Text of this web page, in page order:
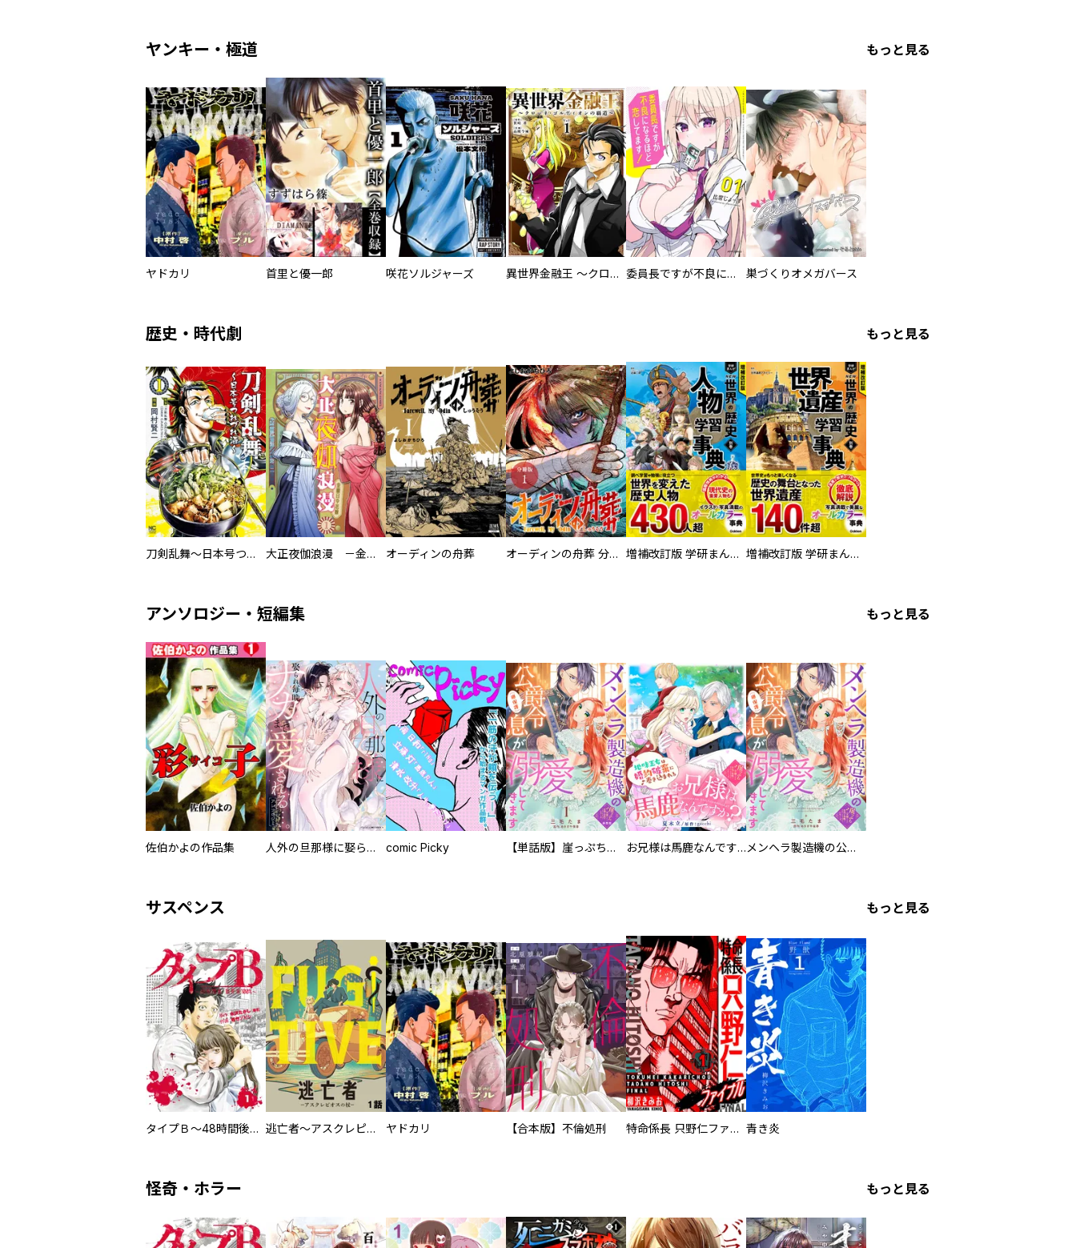
ヤンキー・極道 もっと見る
ヤドカリ 首里と優一郎 咲花ソルジャーズ 異世界金融王 ～クローネ・ゴルディオンの覇道～ 委員長ですが不良になるほど恋してます！ 巣づくりオメガバース
歴史・時代劇 もっと見る
刀剣乱舞～日本号つれづれ酒～ 大正夜伽浪漫 －金曜日の花嫁— オーディンの舟葬 オーディンの舟葬 分冊版 増補改訂版 学研まんが NEW世界の歴史 別巻 人物学習事典 増補改訂版 学研まんが NEW世界の歴史 別巻 世界遺産学習事典
アンソロジー・短編集 もっと見る
佐伯かよの作品集 人外の旦那様に娶られ毎晩ナカまで愛される…。アンソロジー comic Picky 【単話版】崖っぷち令嬢ですが、意地と策略で幸せになります！シリーズ お兄様は馬鹿なんですか？～地味王女は婚約破棄に巻き込まれる～ メンヘラ製造機の公爵令息（過保護）が溺愛してきます
サスペンス もっと見る
タイプＢ～48時間後、致死率100％～【単話】 逃亡者～アスクレピオスの杖～ ヤドカリ 【合本版】不倫処刑 特命係長 只野仁ファイナル 愛蔵版 青き炎
怪奇・ホラー もっと見る